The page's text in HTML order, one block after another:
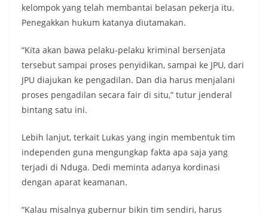
kelompok yang telah membantai belasan pekerja itu.
Penegakkan hukum katanya diutamakan.
“Kita akan bawa pelaku-pelaku kriminal bersenjata
tersebut sampai proses penyidikan, sampai ke JPU, dari
JPU diajukan ke pengadilan. Dan dia harus menjalani
proses pengadilan secara fair di situ,” tutur jenderal
bintang satu ini.
Lebih lanjut, terkait Lukas yang ingin membentuk tim
independen guna mengungkap fakta apa saja yang
terjadi di Nduga. Dedi meminta adanya kordinasi
dengan aparat keamanan.
“Kalau misalnya gubernur bikin tim sendiri, harus